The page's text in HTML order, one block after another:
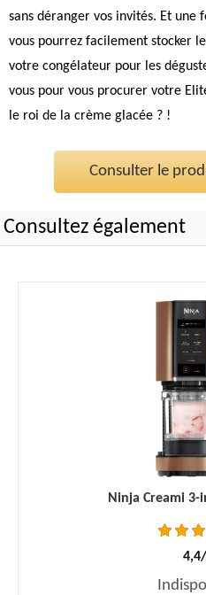
sans déranger vos invités. Et une
vous pourrez facilement stocker
votre congélateur pour les
vous pour vous procurer votre
le roi de la crème glacée ? !
Consulter le
Consultez également
Ninja Creami 3-